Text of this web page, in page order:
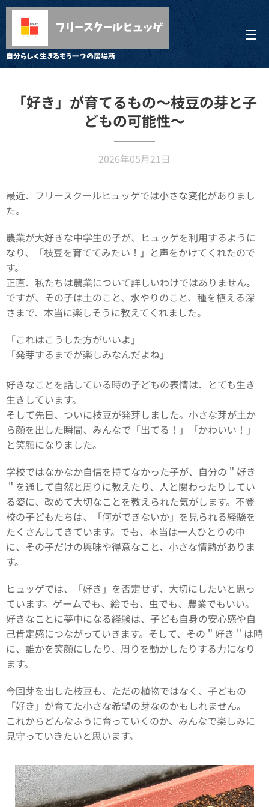
フリースクールヒュッゲ
自分らしく生きるもう一つの居場所
「好き」が育てるもの～枝豆の芽と子
どもの可能性～
2026年05月21日
最近、フリースクールヒュッゲでは小さな変化がありまし
た。
農業が大好きな中学生の子が、ヒュッゲを利用するように
なり、「枝豆を育ててみたい！」と声をかけてくれたので
す。
正直、私たちは農業について詳しいわけではありません。
ですが、その子は土のこと、水やりのこと、種を植える深
さまで、本当に楽しそうに教えてくれました。
「これはこうした方がいいよ」
「発芽するまでが楽しみなんだよね」
好きなことを話している時の子どもの表情は、とても生き
生きしています。
そして先日、ついに枝豆が発芽しました。小さな芽が土か
ら顔を出した瞬間、みんなで「出てる！」「かわいい！」
と笑顔になりました。
学校ではなかなか自信を持てなかった子が、自分の＂好き
＂を通して自然と周りに教えたり、人と関わったりしてい
る姿に、改めて大切なことを教えられた気がします。不登
校の子どもたちは、「何ができないか」を見られる経験を
たくさんしてきています。でも、本当は一人ひとりの中
に、その子だけの興味や得意なこと、小さな情熱がありま
す。
ヒュッゲでは、「好き」を否定せず、大切にしたいと思っ
ています。ゲームでも、絵でも、虫でも、農業でもいい。
好きなことに夢中になる経験は、子ども自身の安心感や自
己肯定感につながっていきます。そして、その＂好き＂は時
に、誰かを笑顔にしたり、周りを動かしたりする力になり
ます。
今回芽を出した枝豆も、ただの植物ではなく、子どもの
「好き」が育てた小さな希望の芽なのかもしれません。
これからどんなふうに育っていくのか、みんなで楽しみに
見守っていきたいと思います。